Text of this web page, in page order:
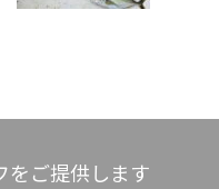
をご提供します